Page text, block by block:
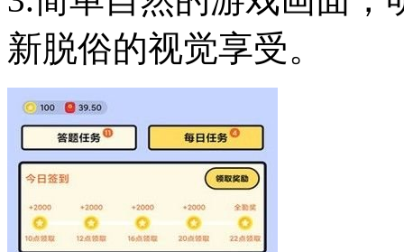
新脱俗的视觉享受。